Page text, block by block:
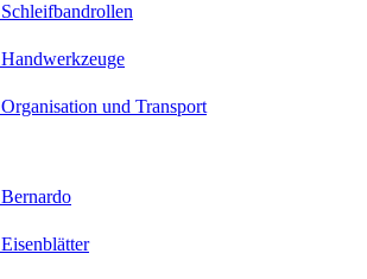
Schleifbandrollen
Handwerkzeuge
Organisation und Transport
Bernardo
Eisenblätter